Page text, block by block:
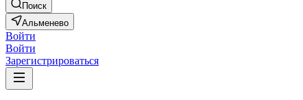
Поиск
Альменево
Войти
Войти
Зарегистрироваться